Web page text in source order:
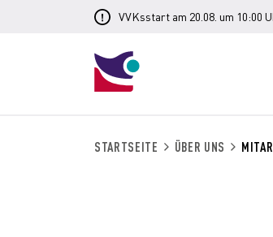
VVKsstart am 20.08. um 10:00
STARTSEITE ÜBER UNS